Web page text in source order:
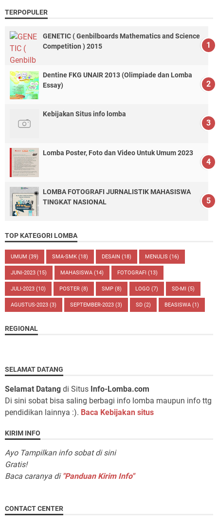
TERPOPULER
GENETIC ( Genbilboards Mathematics and Science
Competition ) 2015
Dentine FKG UNAIR 2013 (Olimpiade dan Lomba
Essay)
Kebijakan Situs info lomba
Lomba Poster, Foto dan Video Untuk Umum 2023
LOMBA FOTOGRAFI JURNALISTIK MAHASISWA
TINGKAT NASIONAL
TOP KATEGORI LOMBA
UMUM (39) SMA-SMK (18) DESAIN (18) MENULIS (16)
JUNI-2023 (15) MAHASISWA (14) FOTOGRAFI (13)
JULI-2023 (10) POSTER (8) SMP (8) LOGO (7) SD-MI (5)
AGUSTUS-2023 (3) SEPTEMBER-2023 (3) SD (2) BEASISWA (1)
REGIONAL
SELAMAT DATANG
Selamat Datang di Situs Info-Lomba.com
Di sini sobat bisa saling berbagi info lomba maupun info ttg
pendidikan lainnya :). Baca Kebijakan situs
KIRIM INFO
Ayo Tampilkan info sobat di sini
Gratis!
Baca caranya di "Panduan Kirim Info"
CONTACT CENTER